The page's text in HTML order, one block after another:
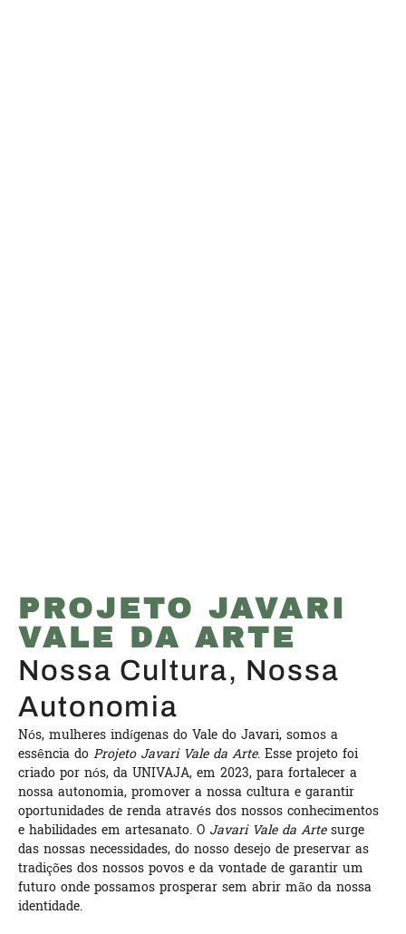
PROJETO JAVARI
VALE DA ARTE
Nossa Cultura, Nossa
Autonomia
Nós, mulheres indígenas do Vale do Javari, somos a
essência do Projeto Javari Vale da Arte. Esse projeto foi
criado por nós, da UNIVAJA, em 2023, para fortalecer a
nossa autonomia, promover a nossa cultura e garantir
oportunidades de renda através dos nossos conhecimentos
e habilidades em artesanato. O Javari Vale da Artesurge
das nossas necessidades, do nosso desejo de preservar as
tradições dos nossos povos e da vontade de garantir um
futuro onde possamos prosperar sem abrir mão da nossa
identidade.